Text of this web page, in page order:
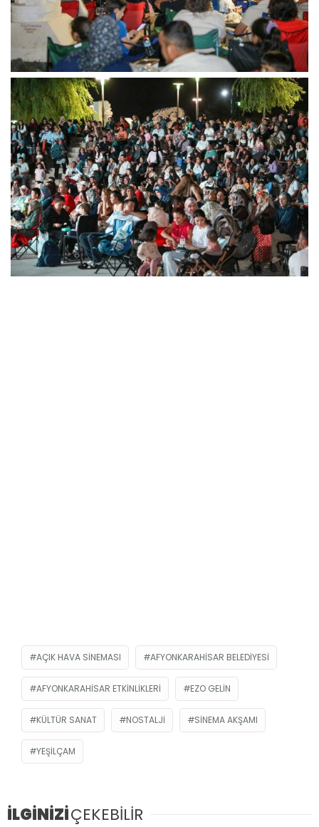
AÇIK HAVA SINEMASI AFYONKARAHISAR BELEDIYESI
AFYONKARAHISAR ETKINLIKLERI EZO GELIN
KÜLTÜR SANAT NOSTALJI SINEMA AKŞAMI
YEŞILÇAM
İLGİNİZİÇEKEBİLİR